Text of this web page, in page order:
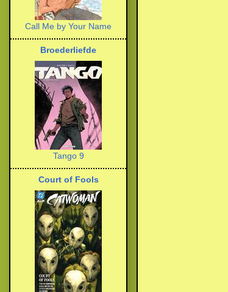
Call Me by Your Name
Broederliefde
Tango 9
Court of Fools